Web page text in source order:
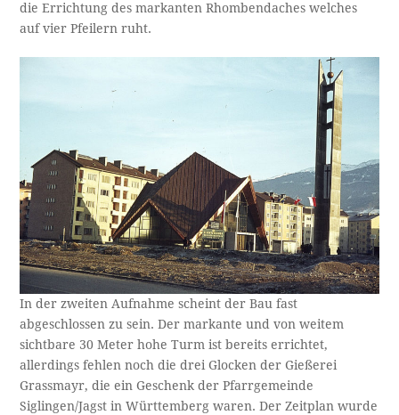
die Errichtung des markanten Rhombendaches welches
auf vier Pfeilern ruht.
In der zweiten Aufnahme scheint der Bau fast
abgeschlossen zu sein. Der markante und von weitem
sichtbare 30 Meter hohe Turm ist bereits errichtet,
allerdings fehlen noch die drei Glocken der Gießerei
Grassmayr, die ein Geschenk der Pfarrgemeinde
Siglingen/Jagst in Württemberg waren. Der Zeitplan wurde